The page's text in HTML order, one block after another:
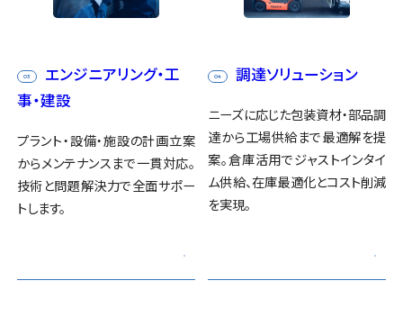
03
エンジニアリング・工
事・建設
プラント・設備・施設の計画立案
からメンテナンスまで一貫対応。
技術と問題解決力で全面サポー
トします。
04 調達ソリューション
ニーズに応じた包装資材・部品調
達から工場供給まで最適解を提
案。倉庫活用でジャストインタイ
ム供給、在庫最適化とコスト削減
を実現。